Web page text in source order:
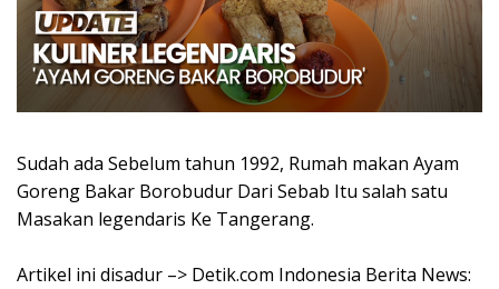
Sudah ada Sebelum tahun 1992, Rumah makan Ayam
Goreng Bakar Borobudur Dari Sebab Itu salah satu
Masakan legendaris Ke Tangerang.
Artikel ini disadur –> Detik.com Indonesia Berita News: